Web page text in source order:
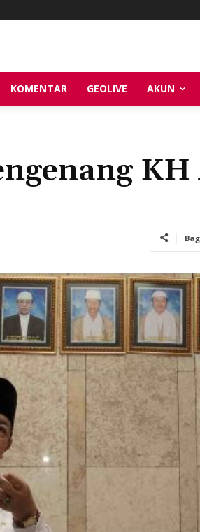
KOMENTAR GEOLIVE AKUN